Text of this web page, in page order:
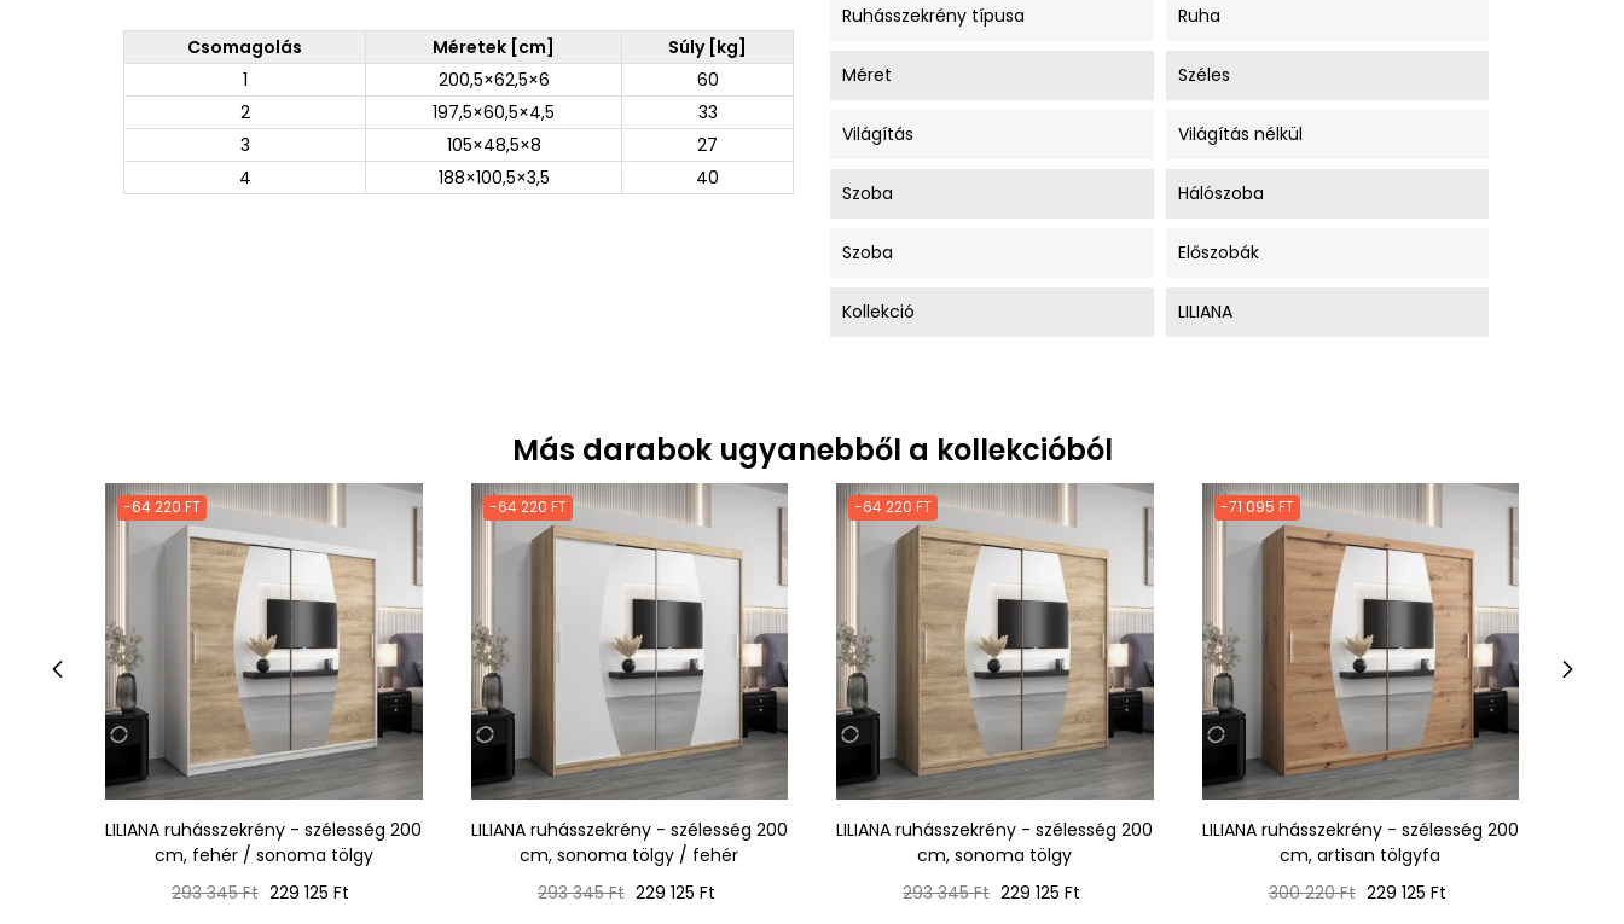
Csomagolás Méretek [cm]
Súly [kg]
1
200,5×62,5×6
60
2
197,5×60,5×4,5
33
3
105×48,5×8
27
4
188×100,5×3,5 40
Ruhásszekrény típusa Ruha
Méret Széles
Világítás Világítás nélkül
Szoba Hálószoba
Szoba Előszobák
Kollekció LILIANA
Más darabok ugyanebből a kollekcióból
-64 220 FT
LILIANA ruhásszekrény - szélesség 200
cm, fehér / sonoma tölgy
Normál
293 345 Ft Ár
229 125 Ft
-64 220 FT
LILIANA ruhásszekrény - szélesség 200
cm, sonoma tölgy / fehér
Normál
293 345 Ft Ár
229 125 Ft
-64 220 FT
LILIANA ruhásszekrény - szélesség 200
cm, sonoma tölgy
Normál
293 345 Ft Ár
229 125 Ft
-71 095 FT
LILIANA ruhásszekrény - szélesség 200
cm, artisan tölgyfa
Normál
300 220 Ft Ár
229 125 Ft